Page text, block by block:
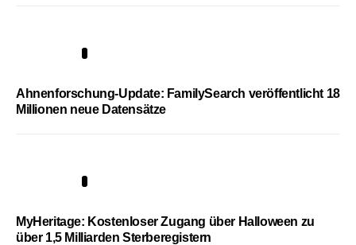
Ahnenforschung-Update: FamilySearch veröffentlicht 18
Millionen neue Datensätze
MyHeritage: Kostenloser Zugang über Halloween zu
über 1,5 Milliarden Sterberegistern